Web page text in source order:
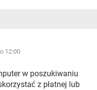
12:00
w poszukiwaniu
z płatnej lub